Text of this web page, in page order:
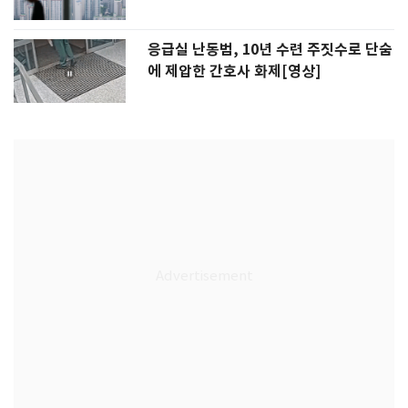
응급실 난동범, 10년 수련 주짓수로 단숨
에 제압한 간호사 화제[영상]